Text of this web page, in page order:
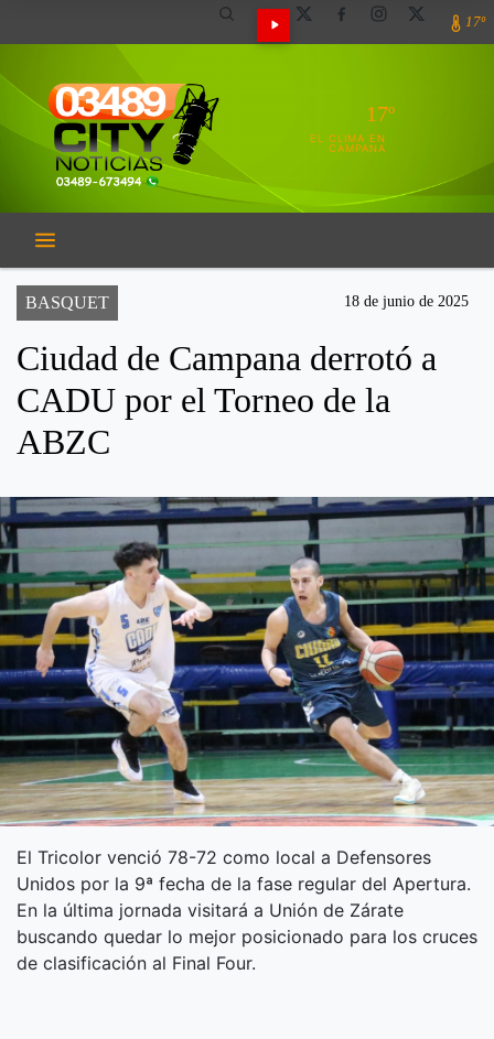
17º
17º
EL CLIMA EN
CAMPANA
BASQUET 18 de junio de 2025
Ciudad de Campana derrotó a
CADU por el Torneo de la
ABZC
El Tricolor venció 78-72 como local a Defensores
Unidos por la 9ª fecha de la fase regular del Apertura.
En la última jornada visitará a Unión de Zárate
buscando quedar lo mejor posicionado para los cruces
de clasificación al Final Four.